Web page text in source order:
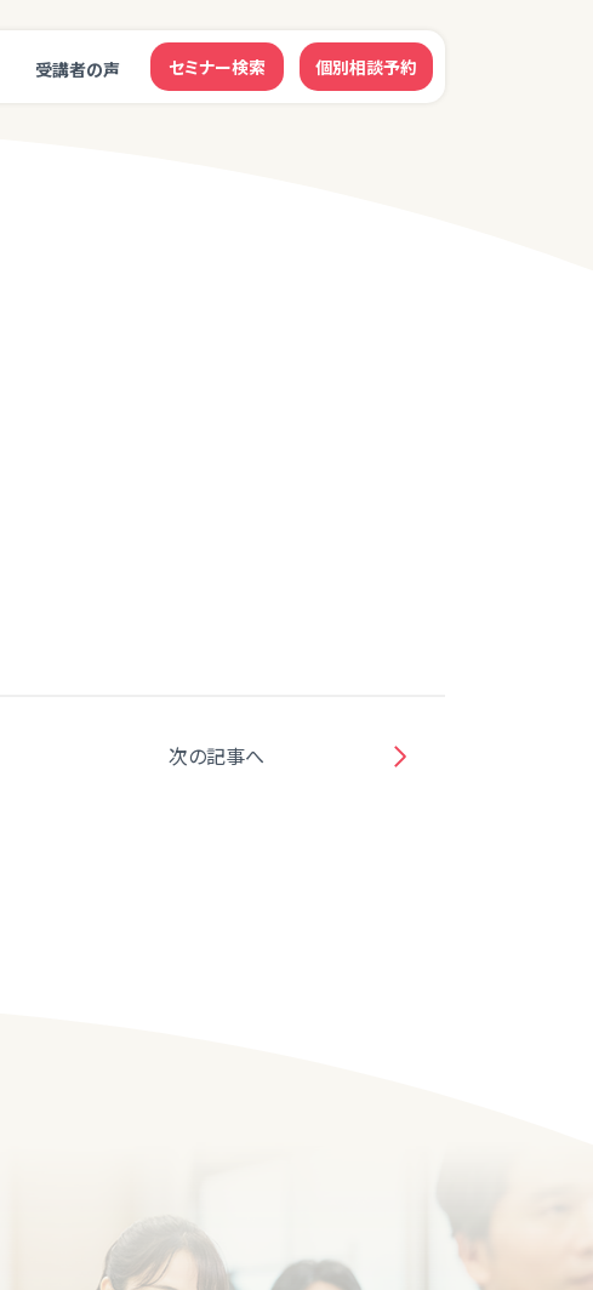
受講者の声 セミナー検索 個別相談予約
次の記事へ